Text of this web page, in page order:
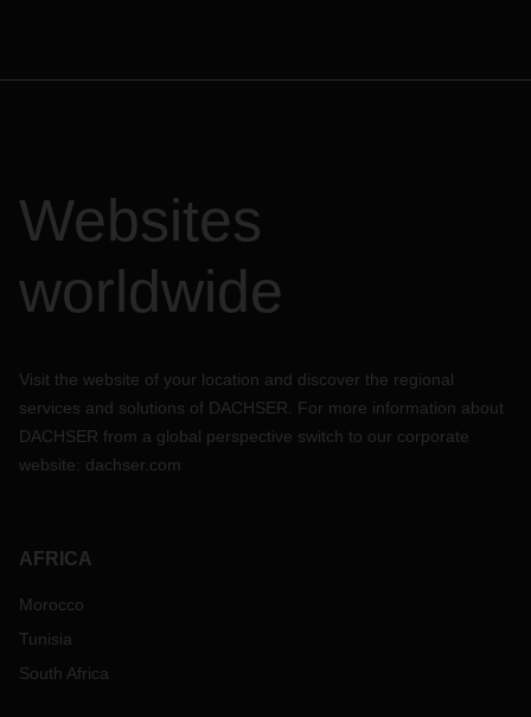
Websites
worldwide
Visit the website of your location and discover the regional
services and solutions of DACHSER. For more information about
DACHSER from a global perspective switch to our corporate
website: dachser.com
AFRICA
Morocco
Tunisia
South Africa